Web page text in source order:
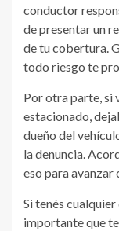
conductor
de presentar un
de tu cobertura.
todo riesgo te
Por otra parte, si
estacionado,
dueño del
la denuncia.
eso para avanzar
Si tenés
importante que